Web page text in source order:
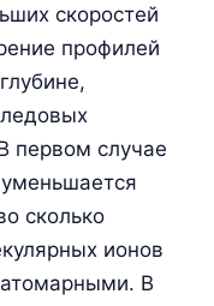
скоростей
профилей
первом случае
сколько
ионов
В